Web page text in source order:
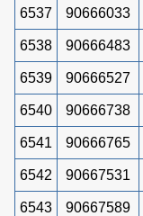
6537 90666033
6538 90666483
6539 90666527
6540 90666738
6541 90666765
6542 90667531
6543 90667589